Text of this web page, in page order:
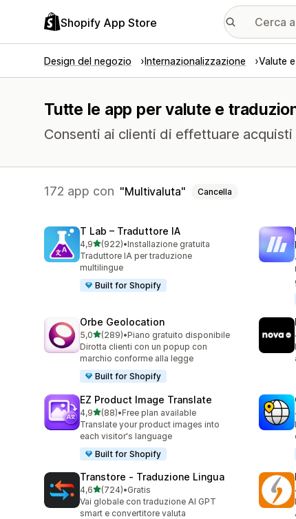
Shopify App Store
Design del negozio Internazionalizzazione Valute
Tutte le app per valute e
Consenti ai clienti di effettuare acquisti
172 app con Multivaluta Cancella
T Lab – Traduttore IA
4,9stelle su 5
(922)
922 recensioni totali
•Installazione gratuita
Traduttore IA per traduzione
multilingue
Built for Shopify
Orbe Geolocation
5,0stelle su 5
(289)
289 recensioni totali
•Piano gratuito disponibile
Dirotta clienti con un popup con
marchio conforme alla legge
Built for Shopify
EZ Product Image Translate
4,9stelle su 5
(88)
88 recensioni totali
•Free plan available
Translate your product images into
each visitor's language
Built for Shopify
Transtore ‑ Traduzione Lingua
4,6stelle su 5
(724)
724 recensioni totali
•Gratis
Vai globale con traduzione AI GPT
smart e convertitore valuta